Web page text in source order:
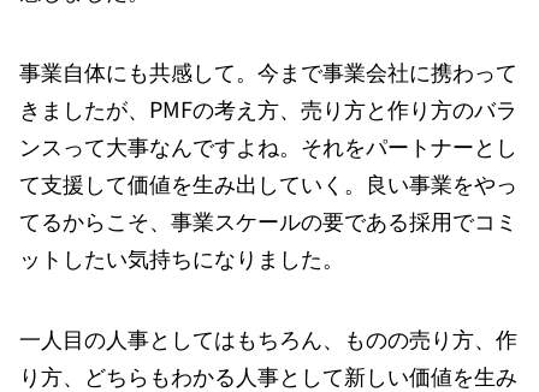
事業自体にも共感して。今まで事業会社に携わって
きましたが、PMFの考え方、売り方と作り方のバラ
ンスって大事なんですよね。それをパートナーとし
て支援して価値を生み出していく。良い事業をやっ
てるからこそ、事業スケールの要である採用でコミ
ットしたい気持ちになりました。
一人目の人事としてはもちろん、ものの売り方、作
り方、どちらもわかる人事として新しい価値を生み